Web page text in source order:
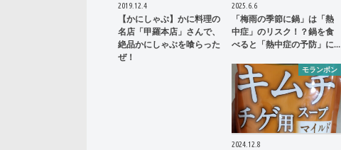
2019.12.4
【かにしゃぶ】かに料理の
名店「甲羅本店」さんで、
絶品かにしゃぶを喰らった
ぜ！
2025.6.6
「梅雨の季節に鍋」は「熱
中症」のリスク！？鍋を食
べると「熱中症の予防」に…
モランボン
2024.12.8